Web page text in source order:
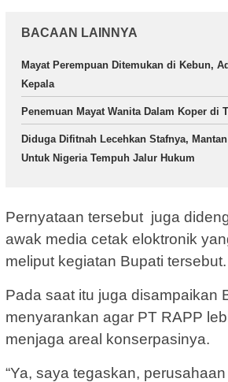
BACAAN LAINNYA
Mayat Perempuan Ditemukan di Kebun,
Kepala
Penemuan Mayat Wanita Dalam Koper di
Diduga Difitnah Lecehkan Stafnya,
Untuk Nigeria Tempuh Jalur Hukum
Pernyataan tersebut juga
awak media cetak eloktronik
meliput kegiatan Bupati tersebut.
Pada saat itu juga disampaikan
menyarankan agar PT RAPP
menjaga areal konserpasinya.
“Ya, saya tegaskan,